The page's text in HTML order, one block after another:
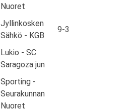
Nuoret
Jyllinkosken
Sähkö - KGB
9-3
Lukio - SC
Saragoza jun
Sporting -
Seurakunnan
Nuoret